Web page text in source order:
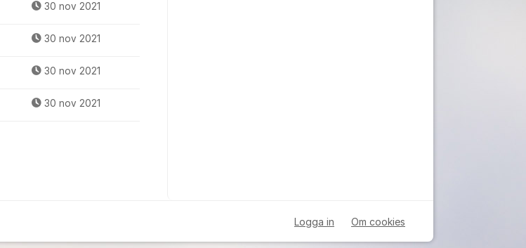
30 nov 2021
30 nov 2021
30 nov 2021
30 nov 2021
Logga in Om cookies